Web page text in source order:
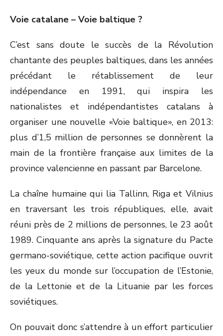
Voie catalane – Voie baltique ?
C’est sans doute le succès de la Révolution
chantante des peuples baltiques, dans les années
précédant le rétablissement de leur
indépendance en 1991, qui inspira les
nationalistes et indépendantistes catalans à
organiser une nouvelle «Voie baltique», en 2013:
plus d’1,5 million de personnes se donnèrent la
main de la frontière française aux limites de la
province valencienne en passant par Barcelone.
La chaîne humaine qui lia Tallinn, Riga et Vilnius
en traversant les trois républiques, elle, avait
réuni près de 2 millions de personnes, le 23 août
1989. Cinquante ans après la signature du Pacte
germano-soviétique, cette action pacifique ouvrit
les yeux du monde sur l’occupation de l’Estonie,
de la Lettonie et de la Lituanie par les forces
soviétiques.
On pouvait donc s’attendre à un effort particulier